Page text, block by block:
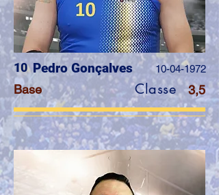
10 Pedro Gonçalves 10-04-1972
Base Classe 3,5